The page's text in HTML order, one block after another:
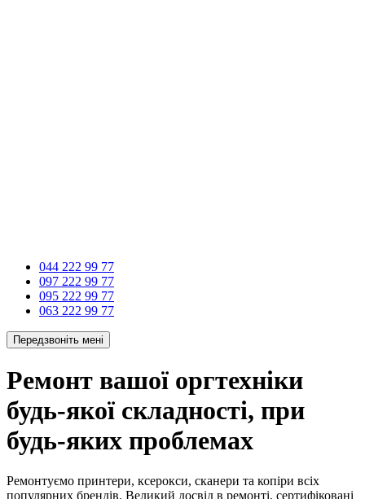
044 222 99 77
097 222 99 77
095 222 99 77
063 222 99 77
Передзвоніть мені
Ремонт вашої оргтехніки
будь-якої складності, при
будь-яких проблемах
Ремонтуємо принтери, ксерокси, сканери та копіри всіх
популярних брендів. Великий досвід в ремонті, сертифіковані